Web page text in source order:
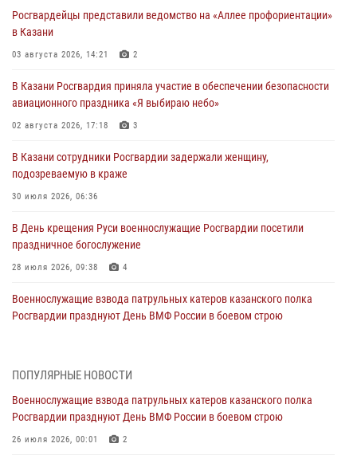
Росгвардейцы представили ведомство на «Аллее профориентации»
в Казани
03 августа 2026, 14:21 2
В Казани Росгвардия приняла участие в обеспечении безопасности
авиационного праздника «Я выбираю небо»
02 августа 2026, 17:18 3
В Казани сотрудники Росгвардии задержали женщину,
подозреваемую в краже
30 июля 2026, 06:36
В День крещения Руси военнослужащие Росгвардии посетили
праздничное богослужение
28 июля 2026, 09:38 4
Военнослужащие взвода патрульных катеров казанского полка
Росгвардии празднуют День ВМФ России в боевом строю
Татарстанские росгвардейцы завоевали «бронзу» в окружном этапе
24 июля 2026, 15:05 4
В казанском полку Росгвардии состоялся концерт певицы Кристины
ПОПУЛЯРНЫЕ НОВОСТИ
Военнослужащие взвода патрульных катеров казанского полка
Росгвардии празднуют День ВМФ России в боевом строю
26 июля 2026, 00:01 2